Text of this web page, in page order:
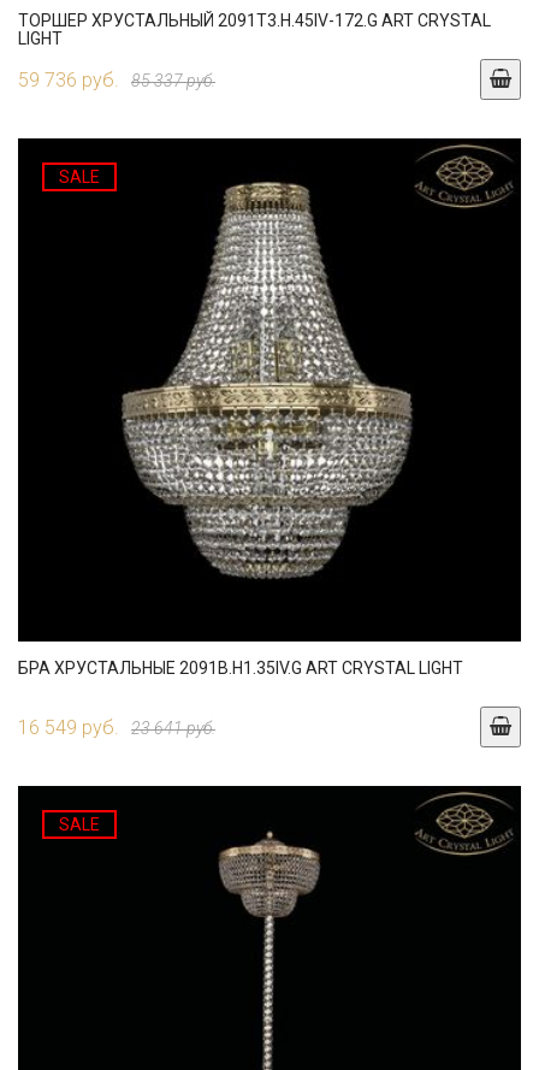
ТОРШЕР ХРУСТАЛЬНЫЙ 2091T3.H.45IV-172.G ART CRYSTAL
LIGHT
59 736 руб. 85 337 руб.
SALE
БРА ХРУСТАЛЬНЫЕ 2091B.H1.35IV.G ART CRYSTAL LIGHT
16 549 руб. 23 641 руб.
SALE